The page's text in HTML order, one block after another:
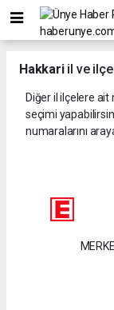
Hakkariil ve
Diğer il ilçelere
seçimi
numaralarını